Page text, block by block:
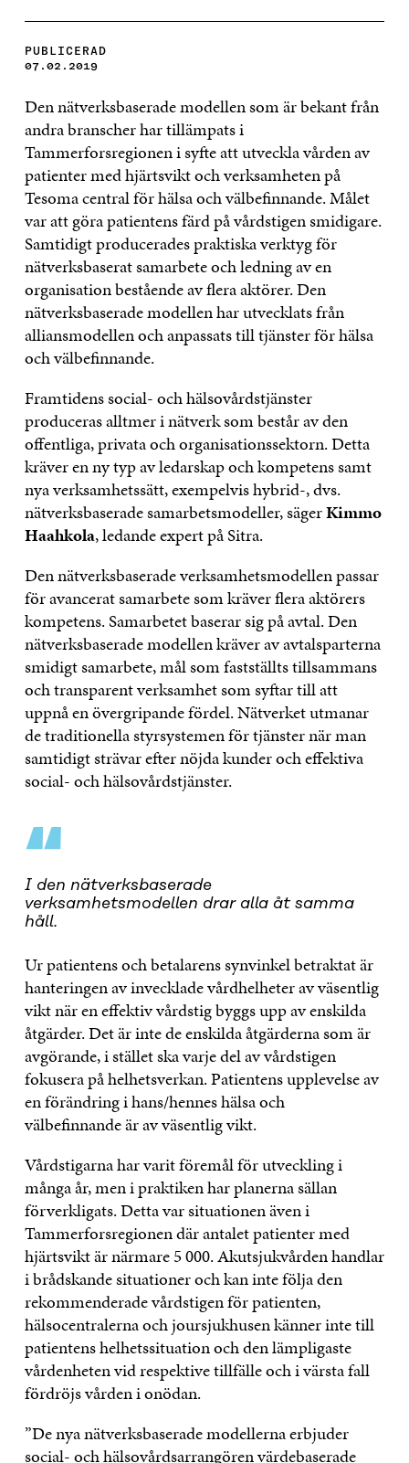
PUBLICERAD
07.02.2019
Den nätverksbaserade modellen som är bekant från
andra branscher har tillämpats i
Tammerforsregionen i syfte att utveckla vården av
patienter med hjärtsvikt och verksamheten på
Tesoma central för hälsa och välbefinnande. Målet
var att göra patientens färd på vårdstigen smidigare.
Samtidigt producerades praktiska verktyg för
nätverksbaserat samarbete och ledning av en
organisation bestående av flera aktörer. Den
nätverksbaserade modellen har utvecklats från
alliansmodellen och anpassats till tjänster för hälsa
och välbefinnande.
Framtidens social- och hälsovårdstjänster
produceras alltmer i nätverk som består av den
offentliga, privata och organisationssektorn. Detta
kräver en ny typ av ledarskap och kompetens samt
nya verksamhetssätt, exempelvis hybrid-, dvs.
nätverksbaserade samarbetsmodeller, sägerKimmo
Haahkola, ledande expert på Sitra.
Den nätverksbaserade verksamhetsmodellen passar
för avancerat samarbete som kräver flera aktörers
kompetens. Samarbetet baserar sig på avtal. Den
nätverksbaserade modellen kräver av avtalsparterna
smidigt samarbete, mål som fastställts tillsammans
och transparent verksamhet som syftar till att
uppnå en övergripande fördel. Nätverket utmanar
de traditionella styrsystemen för tjänster när man
samtidigt strävar efter nöjda kunder och effektiva
social- och hälsovårdstjänster.
“
I den nätverksbaserade
verksamhetsmodellen drar alla åt samma
håll.
Ur patientens och betalarens synvinkel betraktat är
hanteringen av invecklade vårdhelheter av väsentlig
vikt när en effektiv vårdstig byggs upp av enskilda
åtgärder. Det är inte de enskilda åtgärderna som är
avgörande, i stället ska varje del av vårdstigen
fokusera på helhetsverkan. Patientens upplevelse av
en förändring i hans/hennes hälsa och
välbefinnande är av väsentlig vikt.
Vårdstigarna har varit föremål för utveckling i
många år, men i praktiken har planerna sällan
förverkligats. Detta var situationen även i
Tammerforsregionen där antalet patienter med
hjärtsvikt är närmare 5 000. Akutsjukvården handlar
i brådskande situationer och kan inte följa den
rekommenderade vårdstigen för patienten,
hälsocentralerna och joursjukhusen känner inte till
patientens helhetssituation och den lämpligaste
vårdenheten vid respektive tillfälle och i värsta fall
fördröjs vården i onödan.
”De nya nätverksbaserade modellerna erbjuder
social- och hälsovårdsarrangören värdebaserade